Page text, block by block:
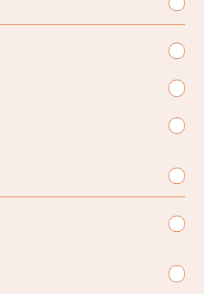
オーナー様向け